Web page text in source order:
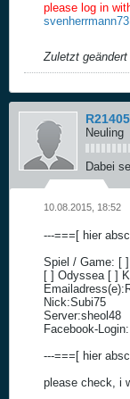
please log in
Zuletzt geändert
Neuling
Dabei
10.08.2015, 18:52
---===[ hier
Spiel / Game: [
[ ] Odyssea [ ]
Nick:Subi75
Server:sheol48
Facebook-
---===[ hier
please check, i